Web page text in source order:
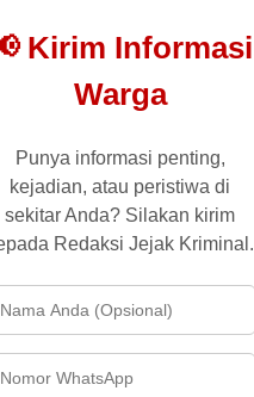
Kirim Informasi
Warga
Punya informasi penting,
kejadian, atau peristiwa di
sekitar Anda? Silakan kirim
Redaksi Jejak Kriminal.